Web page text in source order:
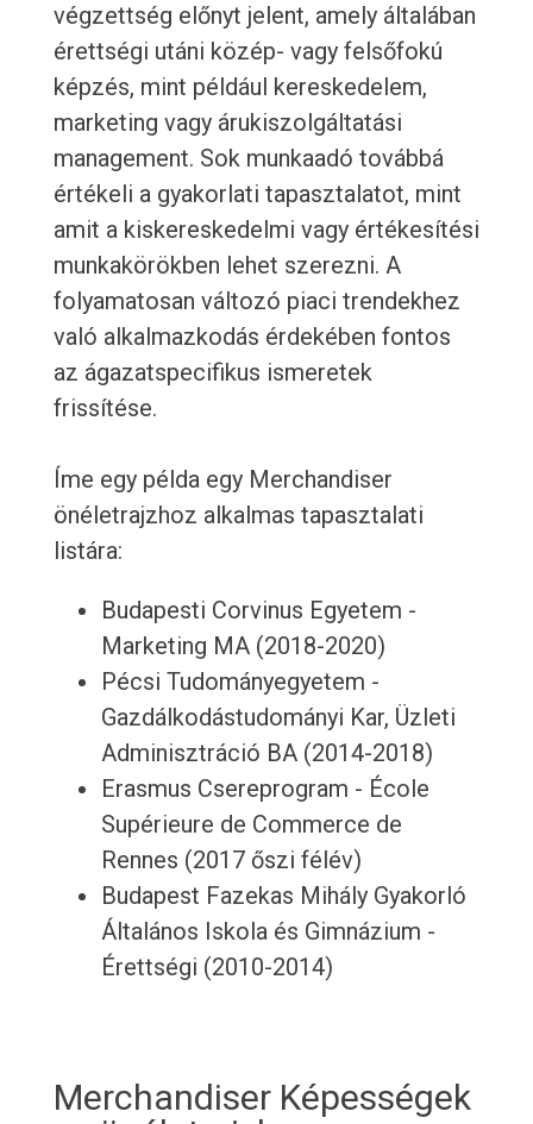
végzettség előnyt jelent, amely általában
érettségi utáni közép- vagy felsőfokú
képzés, mint például kereskedelem,
marketing vagy árukiszolgáltatási
management. Sok munkaadó továbbá
értékeli a gyakorlati tapasztalatot, mint
amit a kiskereskedelmi vagy értékesítési
munkakörökben lehet szerezni. A
folyamatosan változó piaci trendekhez
való alkalmazkodás érdekében fontos
az ágazatspecifikus ismeretek
frissítése.
Íme egy példa egy Merchandiser
önéletrajzhoz alkalmas tapasztalati
listára:
Budapesti Corvinus Egyetem -
Marketing MA (2018-2020)
Pécsi Tudományegyetem -
Gazdálkodástudományi Kar, Üzleti
Adminisztráció BA (2014-2018)
Erasmus Csereprogram - École
Supérieure de Commerce de
Rennes (2017 őszi félév)
Budapest Fazekas Mihály Gyakorló
Általános Iskola és Gimnázium -
Érettségi (2010-2014)
Merchandiser Képességek